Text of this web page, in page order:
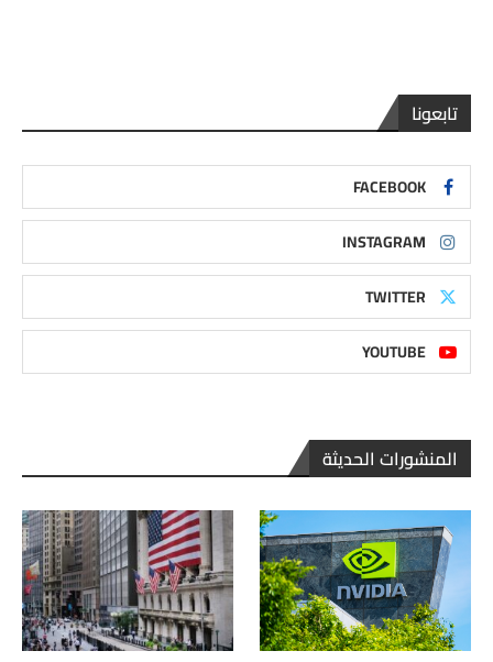
تابعونا
FACEBOOK
INSTAGRAM
TWITTER
YOUTUBE
المنشورات الحديثة